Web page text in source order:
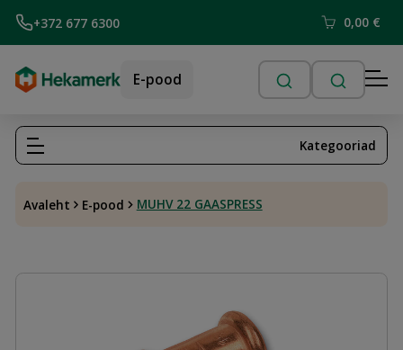
+372 677 6300 0,00 €
E-pood
Avaleht E-pood MUHV 22 GAASPRESS
Kategooriad